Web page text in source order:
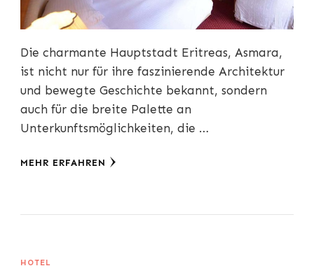
Die charmante Hauptstadt Eritreas, Asmara,
ist nicht nur für ihre faszinierende Architektur
und bewegte Geschichte bekannt, sondern
auch für die breite Palette an
Unterkunftsmöglichkeiten, die …
MEHR ERFAHREN
HOTEL